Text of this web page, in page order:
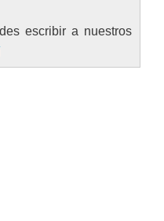
escribir a nuestros